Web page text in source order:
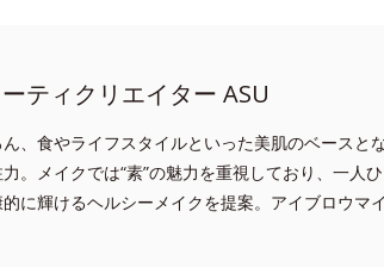
ティクリエイター ASU
、食やライフスタイルといった美肌のベースと
。メイクでは“素”の魅力を重視しており、一人
に輝けるヘルシーメイクを提案。アイブロウマ